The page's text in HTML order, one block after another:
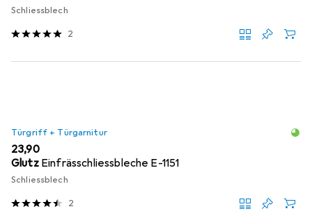
Schliessblech
2
Türgriff + Türgarnitur
EUR
23,90
Glutz Einfrässchliessbleche E-1151
Schliessblech
2